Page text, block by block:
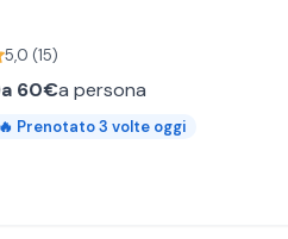
5,0 (15)
60€a persona
🔥 Prenotato3 volte oggi